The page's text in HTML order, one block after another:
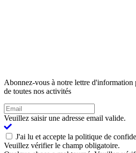
Abonnez-vous à notre lettre d'information
de toutes nos activités
Veuillez saisir une adresse email valide.
J'ai lu et accepte la politique de
Veuillez vérifier le champ obligatoire.